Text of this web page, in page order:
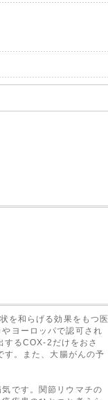
を和らげる効果をもつ医
ヨーロッパで認可され
するCOX-2だけをおさ
す。また、大腸がんの予
です。関節リウマチの